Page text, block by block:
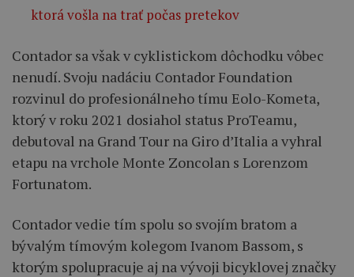
ktorá vošla na trať počas pretekov
Contador sa však v cyklistickom dôchodku vôbec
nenudí. Svoju nadáciu Contador Foundation
rozvinul do profesionálneho tímu Eolo-Kometa,
ktorý v roku 2021 dosiahol status ProTeamu,
debutoval na Grand Tour na Giro d’Italia a vyhral
etapu na vrchole Monte Zoncolan s Lorenzom
Fortunatom.
Contador vedie tím spolu so svojím bratom a
bývalým tímovým kolegom Ivanom Bassom, s
ktorým spolupracuje aj na vývoji bicyklovej značky